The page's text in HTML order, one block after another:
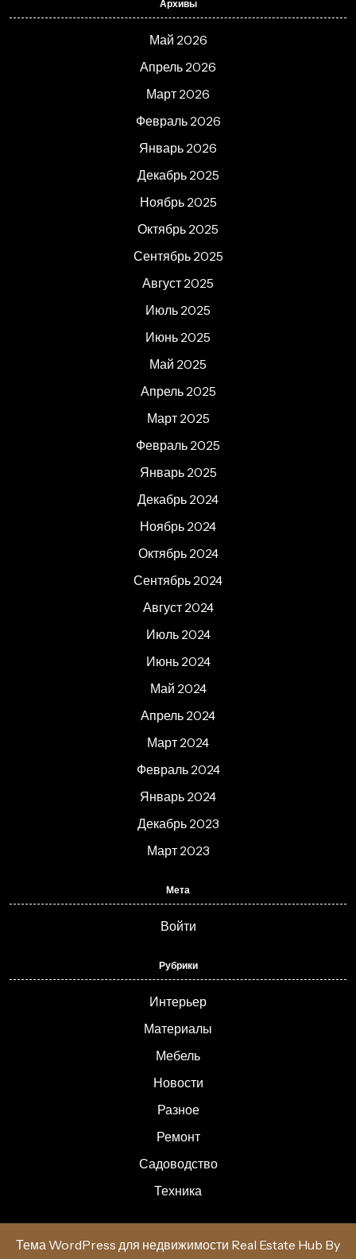
Архивы
Май 2026
Апрель 2026
Март 2026
Февраль 2026
Январь 2026
Декабрь 2025
Ноябрь 2025
Октябрь 2025
Сентябрь 2025
Август 2025
Июль 2025
Июнь 2025
Май 2025
Апрель 2025
Март 2025
Февраль 2025
Январь 2025
Декабрь 2024
Ноябрь 2024
Октябрь 2024
Сентябрь 2024
Август 2024
Июль 2024
Июнь 2024
Май 2024
Апрель 2024
Март 2024
Февраль 2024
Январь 2024
Декабрь 2023
Март 2023
Мета
Войти
Рубрики
Интерьер
Материалы
Мебель
Новости
Разное
Ремонт
Садоводство
Техника
Тема WordPress для недвижимости Real Estate Hub By